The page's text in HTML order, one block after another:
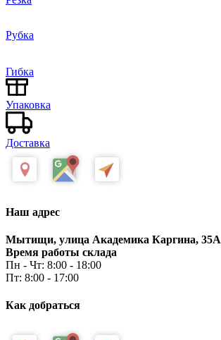
Рубка
Гибка
Упаковка
Доставка
Наш адрес
Мытищи, улица Академика Каргина, 35А
Время работы склада
Пн - Чт: 8:00 - 18:00
Пт: 8:00 - 17:00
Как добраться